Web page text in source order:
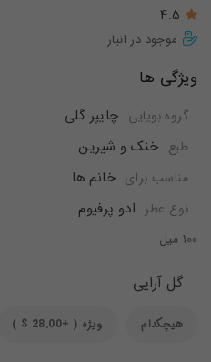
4.5
موجود در انبار
ویژگی ها
گروه بویایی چایپر گلی
طبع خنک و شیرین
مناسب برای خانم ها
نوع عطر ادو پرفیوم
100 میل
گل آرایی
هیچکدام ویژه ( +28.00 $ )